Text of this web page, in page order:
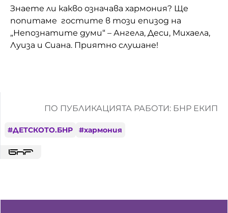
Домашен любимец
Питаме Ви
Знаете ли какво означава хармония? Ще
попитаме гостите в този епизод на
„Непознатите думи“ – Ангела, Деси, Михаела,
Луиза и Сиана. Приятно слушане!
ПО ПУБЛИКАЦИЯТА РАБОТИ: БНР ЕКИП
#ДЕТСКОТО.БНР #хармония